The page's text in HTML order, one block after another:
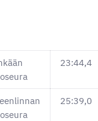
23:44,4
25:39,0